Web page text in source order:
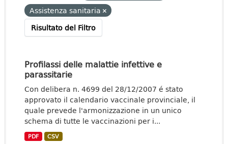
Assistenza sanitaria
Risultato del Filtro
Profilassi delle malattie infettive e
parassitarie
Con delibera n. 4699 del 28/12/2007 é stato
approvato il calendario vaccinale provinciale, il
quale prevede l'armonizzazione in un unico
schema di tutte le vaccinazioni per i...
PDF CSV